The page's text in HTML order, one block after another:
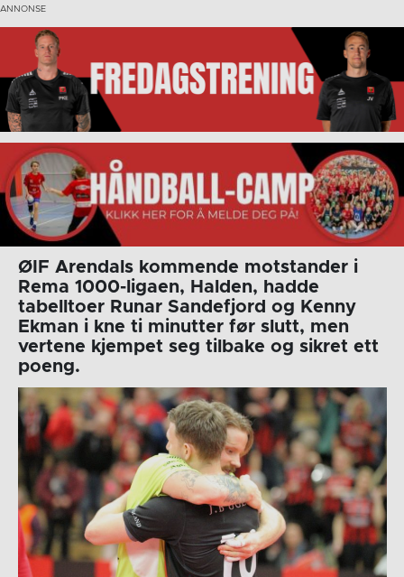
ØIF Arendals kommende motstander i
Rema 1000-ligaen, Halden, hadde
tabelltoer Runar Sandefjord og Kenny
Ekman i kne ti minutter før slutt, men
vertene kjempet seg tilbake og sikret ett
poeng.